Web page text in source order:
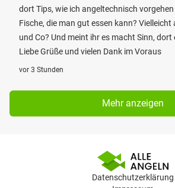
dort Tips, wie ich angeltechnisch
Fische, die man gut essen kann?
und Co? Und meint ihr es macht Sinn, dort
Liebe Grüße und vielen Dank im Voraus
vor 3 Stunden
Mehr anzeigen
Datenschutzerklärung